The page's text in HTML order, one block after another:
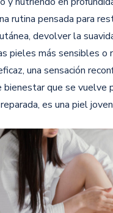
rutina pensada para
devolver la
pieles más sensibles o
una sensación
que se vuelve
es una piel